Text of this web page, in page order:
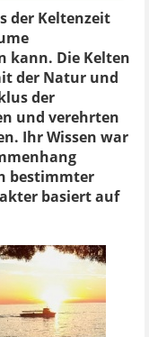
der Keltenzeit
kann. Die Kelten
der Natur und
der
und verehrten
Ihr Wissen war
bestimmter
basiert auf